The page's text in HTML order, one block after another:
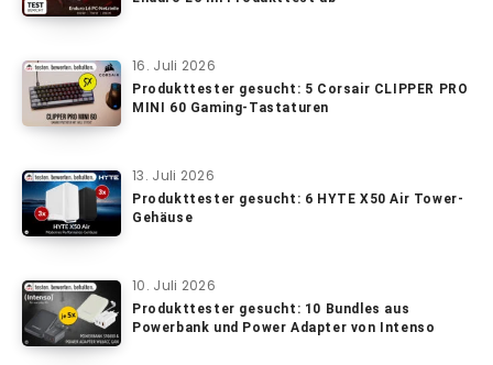
16. Juli 2026
Produkttester gesucht: 5 Corsair CLIPPER PRO
MINI 60 Gaming-Tastaturen
13. Juli 2026
Produkttester gesucht: 6 HYTE X50 Air Tower-
Gehäuse
10. Juli 2026
Produkttester gesucht: 10 Bundles aus
Powerbank und Power Adapter von Intenso